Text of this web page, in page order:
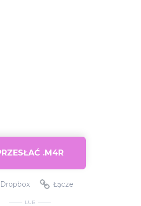
.M4R
Dropbox Łącze
LUB